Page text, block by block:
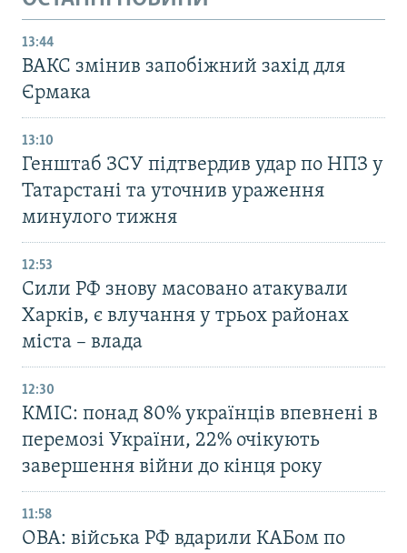
13:44
ВАКС змінив запобіжний захід для
Єрмака
13:10
Генштаб ЗСУ підтвердив удар по НПЗ у
Татарстані та уточнив ураження
минулого тижня
12:53
Сили РФ знову масовано атакували
Харків, є влучання у трьох районах
міста – влада
12:30
КМІС: понад 80% українців впевнені в
перемозі України, 22% очікують
завершення війни до кінця року
11:58
ОВА: війська РФ вдарили КАБом по